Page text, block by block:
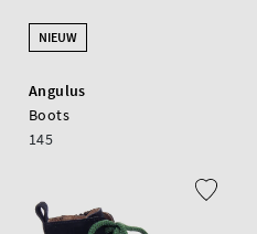
NIEUW
Angulus
Boots
145